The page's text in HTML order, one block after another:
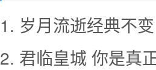
1. 岁月流逝经典不
2. 君临皇城 你是真